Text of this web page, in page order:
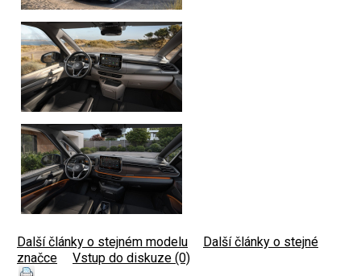
Další články o stejném modelu
Další články o stejné
značce
Vstup do diskuze (0)